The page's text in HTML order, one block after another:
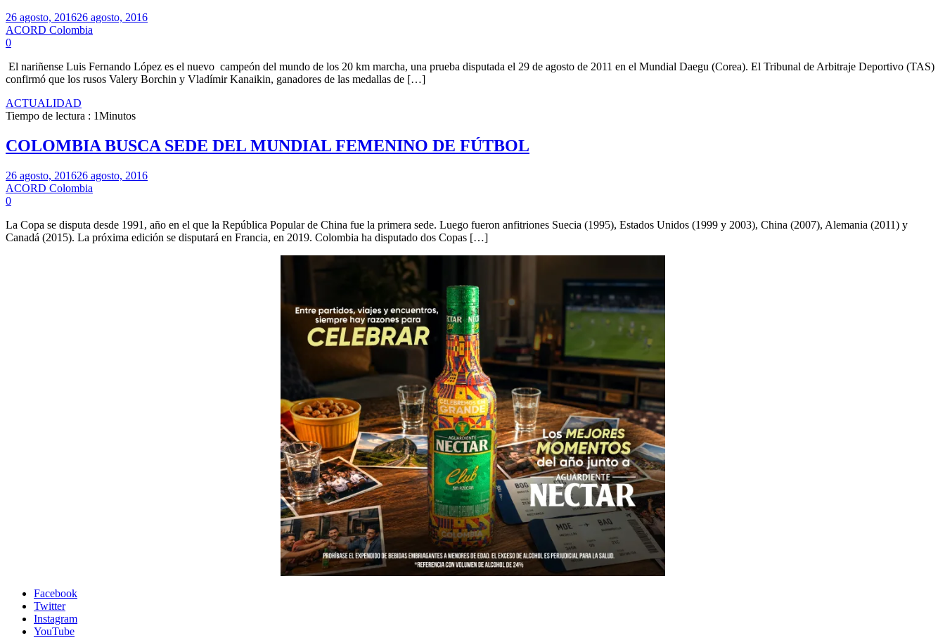
26 agosto, 201626 agosto, 2016
ACORD Colombia
0
El nariñense Luis Fernando López es el nuevo campeón del mundo de los 20 km marcha, una prueba disputada el 29 de agosto de 2011 en el Mundial Daegu (Corea). El Tribunal de Arbitraje Deportivo (TAS)
confirmó que los rusos Valery Borchin y Vladímir Kanaikin, ganadores de las medallas de […]
ACTUALIDAD
Tiempo de lectura : 1Minutos
COLOMBIA BUSCA SEDE DEL MUNDIAL FEMENINO DE FÚTBOL
26 agosto, 201626 agosto, 2016
ACORD Colombia
0
La Copa se disputa desde 1991, año en el que la República Popular de China fue la primera sede. Luego fueron anfitriones Suecia (1995), Estados Unidos (1999 y 2003), China (2007), Alemania (2011) y
Canadá (2015). La próxima edición se disputará en Francia, en 2019. Colombia ha disputado dos Copas […]
Facebook
Twitter
Instagram
YouTube